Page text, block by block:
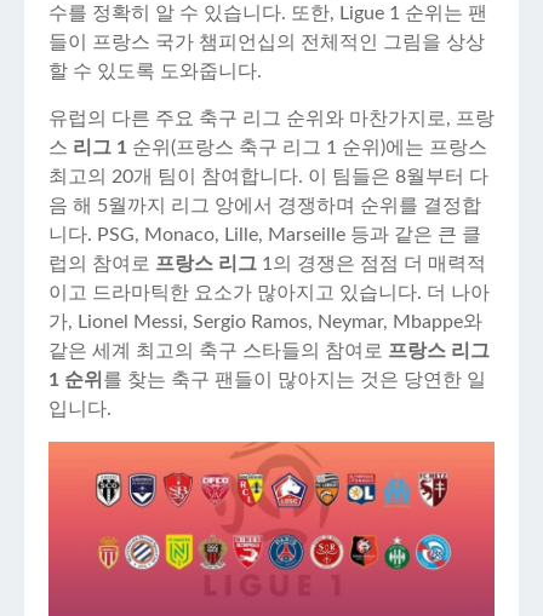
수를 정확히 알 수 있습니다. 또한, Ligue 1 순위는 팬
들이 프랑스 국가 챔피언십의 전체적인 그림을 상상
할 수 있도록 도와줍니다.
유럽의 다른 주요 축구 리그 순위와 마찬가지로, 프랑
스 리그 1 순위(프랑스 축구 리그 1 순위)에는 프랑스
최고의 20개 팀이 참여합니다. 이 팀들은 8월부터 다
음 해 5월까지 리그 앙에서 경쟁하며 순위를 결정합
니다. PSG, Monaco, Lille, Marseille 등과 같은 큰 클
럽의 참여로 프랑스 리그 1의 경쟁은 점점 더 매력적
이고 드라마틱한 요소가 많아지고 있습니다. 더 나아
가, Lionel Messi, Sergio Ramos, Neymar, Mbappe와
같은 세계 최고의 축구 스타들의 참여로 프랑스 리그
1 순위 를 찾는 축구 팬들이 많아지는 것은 당연한 일
입니다.